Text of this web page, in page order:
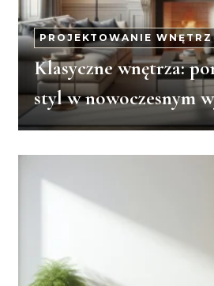
PROJEKTOWANIE WNĘTRZ
Klasyczne wnętrza:
styl w nowoczesnym